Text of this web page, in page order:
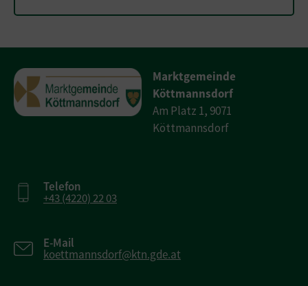
Marktgemeinde
Köttmannsdorf
Am Platz 1, 9071
Köttmannsdorf
Telefon
+43 (4220) 22 03
E-Mail
koettmannsdorf@ktn.gde.at